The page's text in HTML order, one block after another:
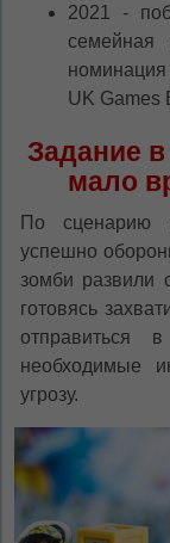
2021 -
семейная
UK Games
Задание
мало
По сценарию
успешно
зомби развили
готовясь
отправиться
необходимые
угрозу.